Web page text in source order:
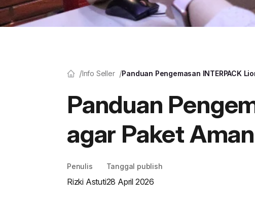
Info Seller Panduan Pengemasan INTERPACK
Panduan
agar Paket Aman
Penulis
Rizki Astuti
Tanggal publish
28 April 2026